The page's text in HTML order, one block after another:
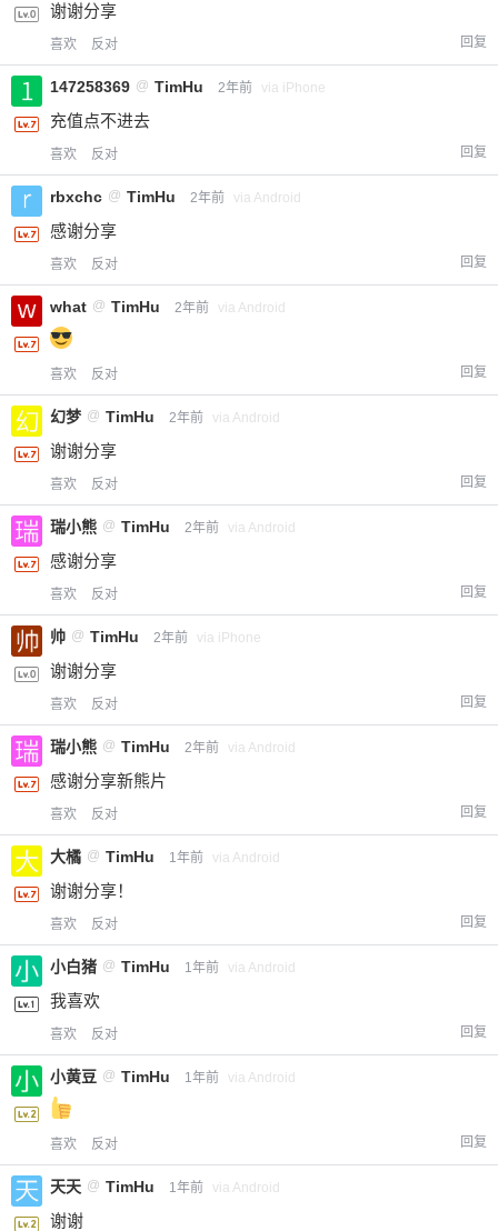
谢谢分享
喜欢 反对 回复
147258369 @ TimHu 2年前 via iPhone
充值点不进去
喜欢 反对 回复
rbxchc @ TimHu 2年前 via Android
感谢分享
喜欢 反对 回复
what @ TimHu 2年前 via Android
喜欢 反对 回复
幻梦 @ TimHu 2年前 via Android
谢谢分享
喜欢 反对 回复
瑞小熊 @ TimHu 2年前 via Android
感谢分享
喜欢 反对 回复
帅 @ TimHu 2年前 via iPhone
谢谢分享
喜欢 反对 回复
瑞小熊 @ TimHu 2年前 via Android
感谢分享新熊片
喜欢 反对 回复
大橘 @ TimHu 1年前 via Android
谢谢分享！
喜欢 反对 回复
小白猪 @ TimHu 1年前 via Android
我喜欢
喜欢 反对 回复
小黄豆 @ TimHu 1年前 via Android
喜欢 反对 回复
天天 @ TimHu 1年前 via Android
谢谢